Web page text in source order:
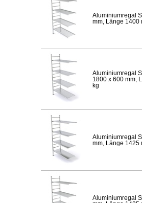
Aluminiumregal
mm, Länge 1400
Aluminiumregal
1800 x 600 mm,
kg
Aluminiumregal
mm, Länge 1425
Aluminiumregal